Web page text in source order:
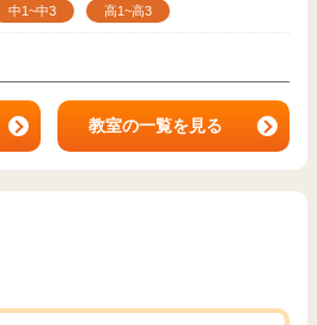
中1~中3 高1~高3
教室の一覧を見る